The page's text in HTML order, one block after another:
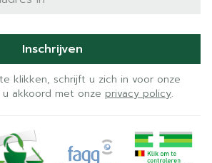
Inschrijven
klikken, schrijft u zich in voor onze
akkoord met onze privacy policy.